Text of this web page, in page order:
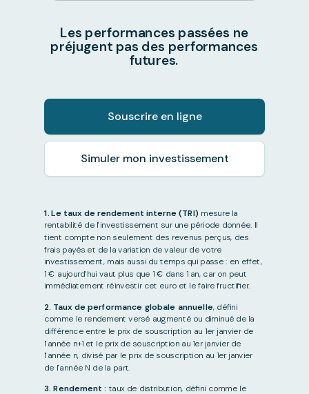
1. Le taux de rendement interne (TRI) mesure la
rentabilité de l'investissement sur une période donnée. Il
tient compte non seulement des revenus perçus, des
frais payés et de la variation de valeur de votre
investissement, mais aussi du temps qui passe : en effet,
1 € aujourd'hui vaut plus que 1 € dans 1 an, car on peut
immédiatement réinvestir cet euro et le faire fructifier.
2. Taux de performance globale annuelle, défini
comme le rendement versé augmenté ou diminué de la
différence entre le prix de souscription au 1er janvier de
l'année n+1 et le prix de souscription au 1er janvier de
l'année n, divisé par le prix de souscription au 1er janvier
de l'année N de la part.
3. Rendement : taux de distribution, défini comme le
Souscrire en ligne
Simuler mon investissement
Les performances passées ne
préjugent pas des performances
futures.